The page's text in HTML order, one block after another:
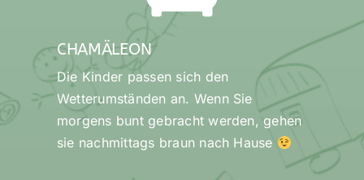
CHAMÄLEON
Die Kinder passen sich den
Wetterumständen an. Wenn Sie
morgens bunt gebracht werden, gehen
sie nachmittags braun nach Hause